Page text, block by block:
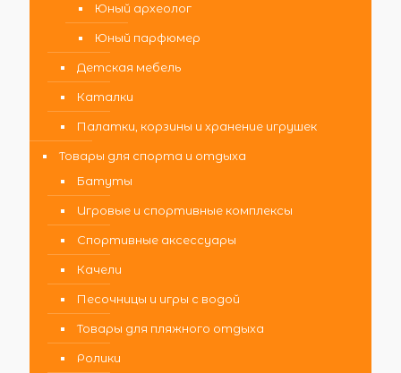
Юный археолог
Юный парфюмер
Детская мебель
Каталки
Палатки, корзины и хранение игрушек
Товары для спорта и отдыха
Батуты
Игровые и спортивные комплексы
Спортивные аксессуары
Качели
Песочницы и игры с водой
Товары для пляжного отдыха
Ролики